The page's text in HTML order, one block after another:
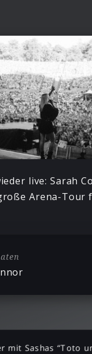
live: Sarah
Arena-Tour
mit Sashas “Toto